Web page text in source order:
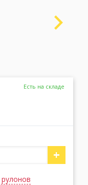
Есть на складе
+